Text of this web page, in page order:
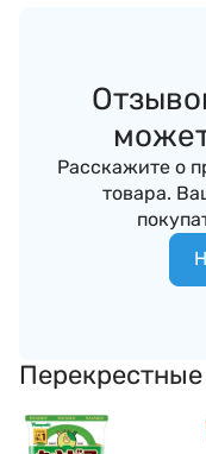
Расскажите о
товара.